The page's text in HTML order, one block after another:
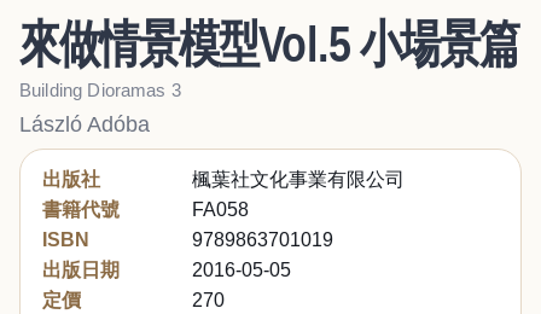
來做情景模型Vol.5 小場景篇
Building Dioramas 3
László Adóba
出版社
楓葉社文化事業有限公司
書籍代號
FA058
ISBN
9789863701019
出版日期
2016-05-05
定價
270